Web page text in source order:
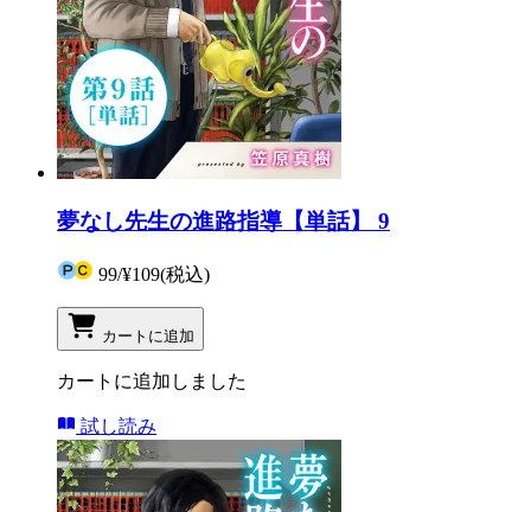
夢なし先生の進路指導【単話】 9
99/¥109(税込)
カートに追加
カートに追加しました
試し読み